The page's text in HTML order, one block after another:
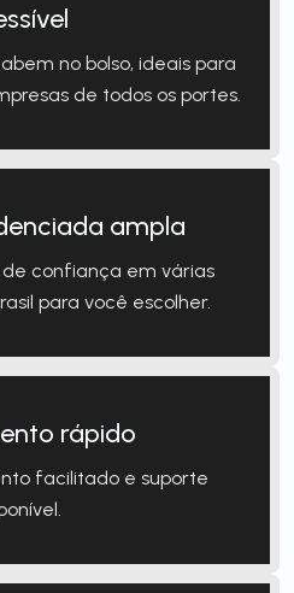
no bolso, ideais para
de todos os portes.
ampla
de confiança em várias
para você escolher.
rápido
facilitado e suporte